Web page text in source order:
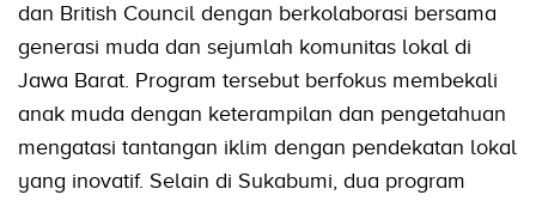
dan British Council dengan berkolaborasi bersama
generasi muda dan sejumlah komunitas lokal di
Jawa Barat. Program tersebut berfokus membekali
anak muda dengan keterampilan dan pengetahuan
mengatasi tantangan iklim dengan pendekatan lokal
yang inovatif. Selain di Sukabumi, dua program